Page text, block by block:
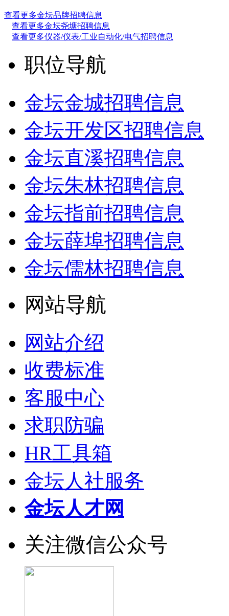
查看更多金坛品牌招聘信息
查看更多金坛尧塘招聘信息
查看更多仪器/仪表/工业自动化/电气招聘信息
职位导航
金坛金城招聘信息
金坛开发区招聘信息
金坛直溪招聘信息
金坛朱林招聘信息
金坛指前招聘信息
金坛薛埠招聘信息
金坛儒林招聘信息
网站导航
网站介绍
收费标准
客服中心
求职防骗
HR工具箱
金坛人社服务
金坛人才网
关注微信公众号